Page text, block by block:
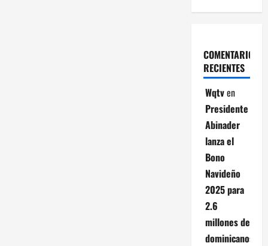
COMENTARIOS
RECIENTES
Wqtven
Presidente
Abinader
lanza el
Bono
Navideño
2025 para
2.6
millones de
dominicanos;